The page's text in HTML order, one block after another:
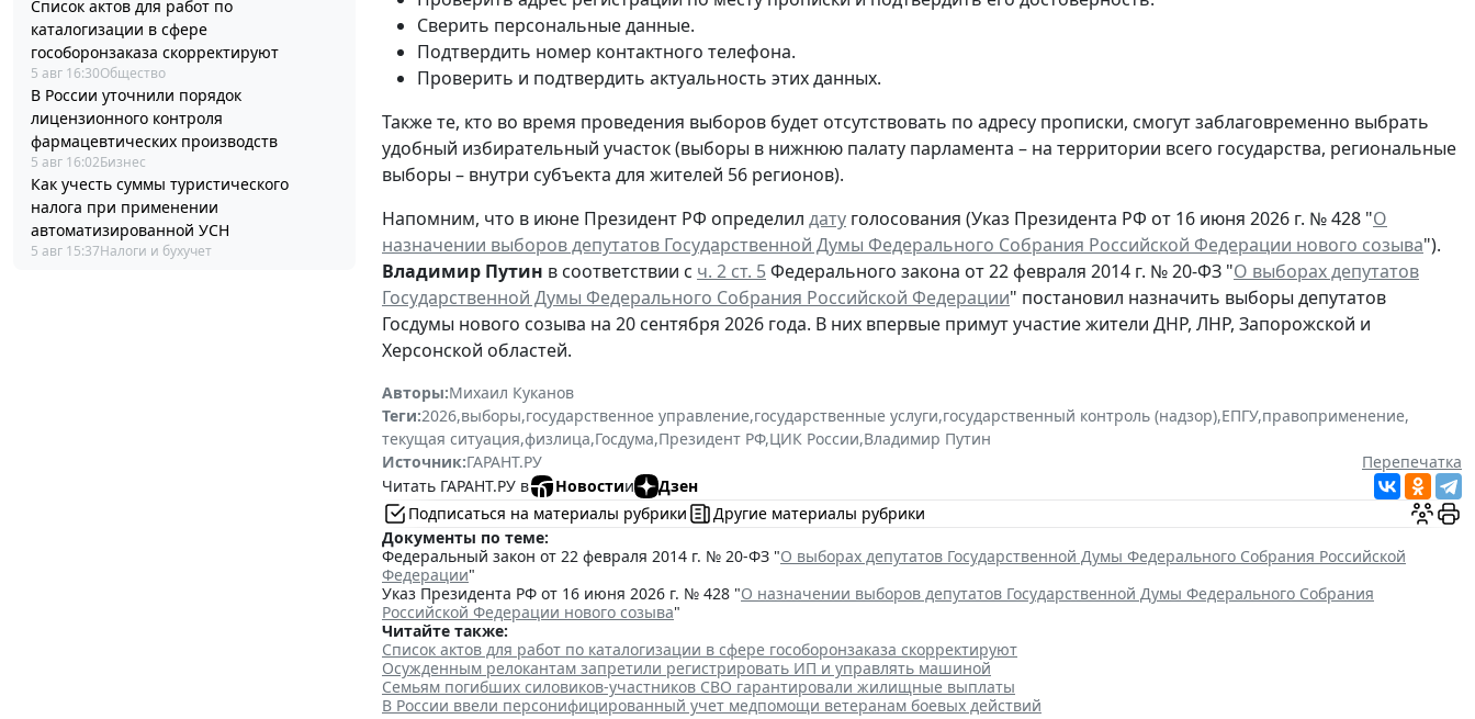
Список актов для работ по
каталогизации в сфере
гособоронзаказа скорректируют
5 авг 16:30Общество
В России уточнили порядок
лицензионного контроля
фармацевтических производств
5 авг 16:02Бизнес
Как учесть суммы туристического
налога при применении
автоматизированной УСН
5 авг 15:37Налоги и бухучет
Сверить персональные данные.
Подтвердить номер контактного телефона.
Проверить и подтвердить актуальность этих данных.
Также те, кто во время проведения выборов будет отсутствовать по адресу прописки, смогут заблаговременно выбрать
удобный избирательный участок (выборы в нижнюю палату парламента – на территории всего государства, региональные
выборы – внутри субъекта для жителей 56 регионов).
Напомним, что в июне Президент РФ определил дату голосования (Указ Президента РФ от 16 июня 2026 г. № 428 "О
назначении выборов депутатов Государственной Думы Федерального Собрания Российской Федерации нового созыва").
Владимир Путин в соответствии с ч. 2 ст. 5Федерального закона от 22 февраля 2014 г. № 20-ФЗ "О выборах депутатов
Государственной Думы Федерального Собрания Российской Федерации" постановил назначить выборы депутатов
Госдумы нового созыва на 20 сентября 2026 года. В них впервые примут участие жители ДНР, ЛНР, Запорожской и
Херсонской областей.
Авторы:Михаил Куканов
Теги:2026,выборы,государственное управление,государственные услуги,государственный контроль (надзор),ЕПГУ,правоприменение,
текущая ситуация,физлица,Госдума,Президент РФ,ЦИК России,Владимир Путин
Источник:ГАРАНТ.РУ
Перепечатка
Читать ГАРАНТ.РУ в
Новостии
Дзен
Подписаться на материалы рубрики
Другие материалы рубрики
Документы по теме:
Федеральный закон от 22 февраля 2014 г. № 20-ФЗ "О выборах депутатов Государственной Думы Федерального Собрания Российской
Федерации"
Указ Президента РФ от 16 июня 2026 г. № 428 "О назначении выборов депутатов Государственной Думы Федерального Собрания
Российской Федерации нового созыва"
Читайте также:
Список актов для работ по каталогизации в сфере гособоронзаказа скорректируют
Осужденным релокантам запретили регистрировать ИП и управлять машиной
Семьям погибших силовиков-участников СВО гарантировали жилищные выплаты
В России ввели персонифицированный учет медпомощи ветеранам боевых действий